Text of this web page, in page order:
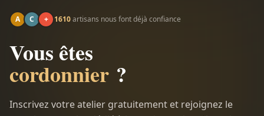
A C + 1610artisans nous font déjà confiance
Vous êtes
cordonnier ?
Inscrivez votre atelier gratuitement et rejoignez le